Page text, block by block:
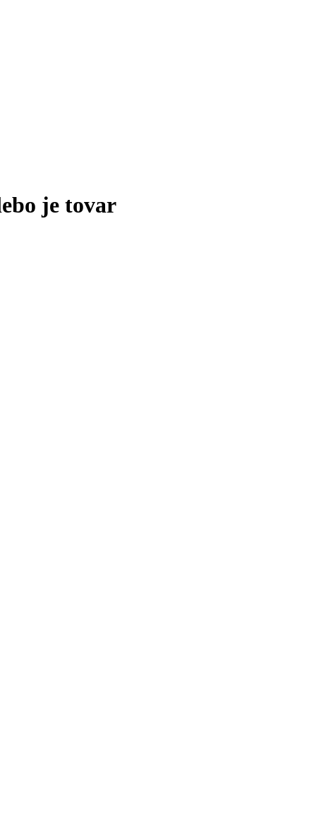
je tovar